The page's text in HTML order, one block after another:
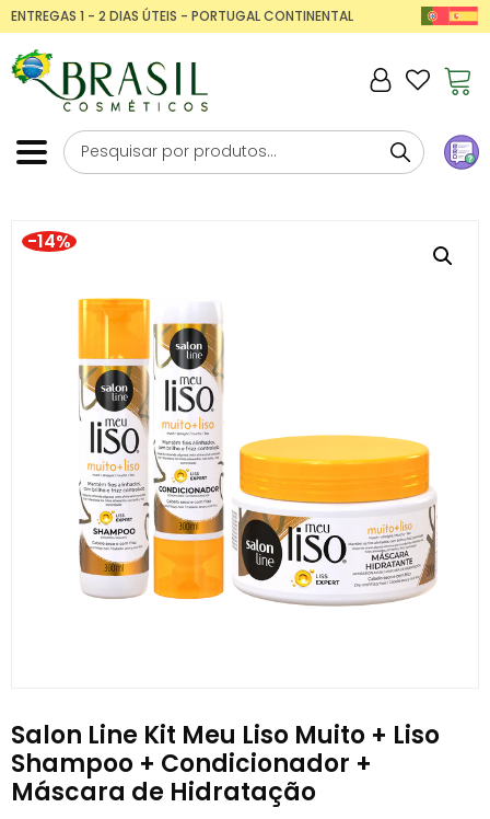
ENTREGAS 1 - 2 DIAS ÚTEIS - PORTUGAL CONTINENTAL
-14%
Salon Line Kit Meu Liso Muito + Liso
Shampoo + Condicionador +
Máscara de Hidratação